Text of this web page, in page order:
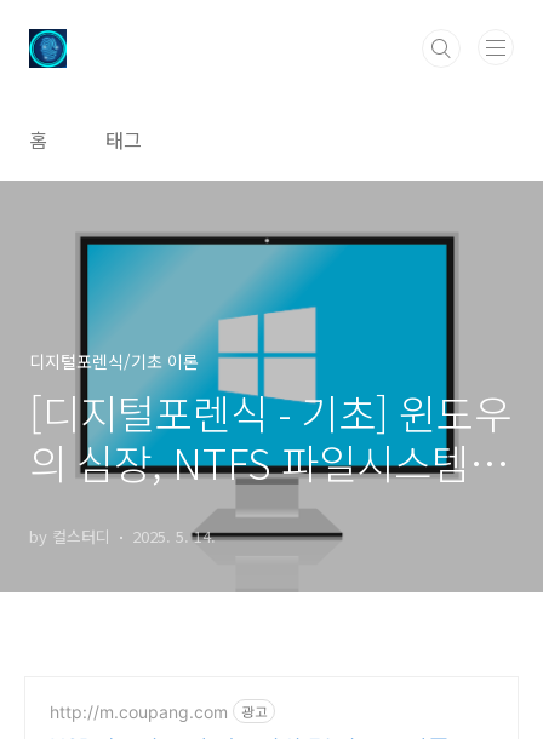
홈 태그
디지털포렌식/기초 이론
[디지털포렌식 - 기초] 윈도우
의 심장, NTFS 파일시스템
들여다보기
by 컬스터디 2025. 5. 14.
http://m.coupang.com 광고